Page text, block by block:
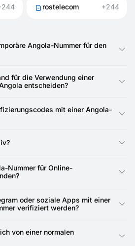
rostelecom +244
Angola-Nummer für den
können Sie sofort SMS-
App-Verifizierungen oder
für die Verwendung einer
entscheiden?
Angola-Nummer ist eine
abzuschließen, ohne
mit einer Angola-
Apps und Online-Plattformen
für einen längeren Zeitraum
für 1 Tag bis zu 1 Monat mieten.
Nummer für Online-
oder unerwünschte Anrufe.
oder soziale Apps mit einer
verifiziert werden?
anderen Plattformen zu registrieren
von einer normalen